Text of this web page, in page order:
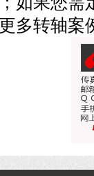
多转轴案